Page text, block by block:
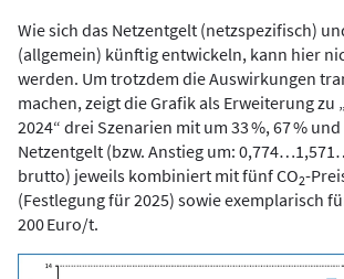
Wie sich das Netzentgelt (netzspezifisch)
(allgemein) künftig entwickeln, kann hier
werden. Um trotzdem die Auswirkungen
machen, zeigt die Grafik als Erweiterung zu
2024“ drei Szenarien mit um 33 %, 67 %
Netzentgelt (bzw. Anstieg um:
brutto) jeweils kombiniert mit fünf CO2-
(Festlegung für 2025) sowie exemplarisch
200 Euro/t.